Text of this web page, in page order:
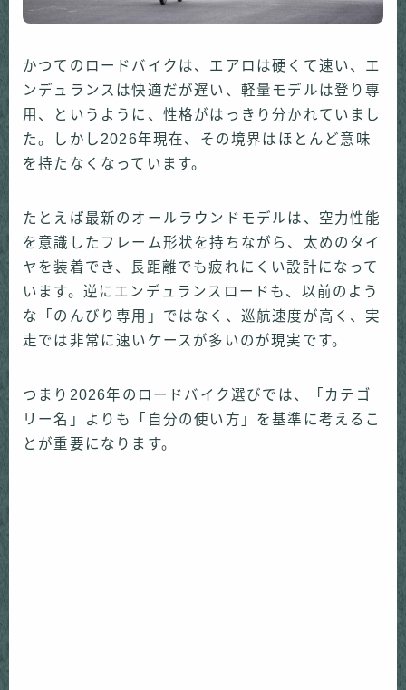
かつてのロードバイクは、エアロは硬くて速い、エ
ンデュランスは快適だが遅い、軽量モデルは登り専
用、というように、性格がはっきり分かれていまし
た。しかし2026年現在、その境界はほとんど意味
を持たなくなっています。
たとえば最新のオールラウンドモデルは、空力性能
を意識したフレーム形状を持ちながら、太めのタイ
ヤを装着でき、長距離でも疲れにくい設計になって
います。逆にエンデュランスロードも、以前のよう
な「のんびり専用」ではなく、巡航速度が高く、実
走では非常に速いケースが多いのが現実です。
つまり2026年のロードバイク選びでは、「カテゴ
リー名」よりも「自分の使い方」を基準に考えるこ
とが重要になります。